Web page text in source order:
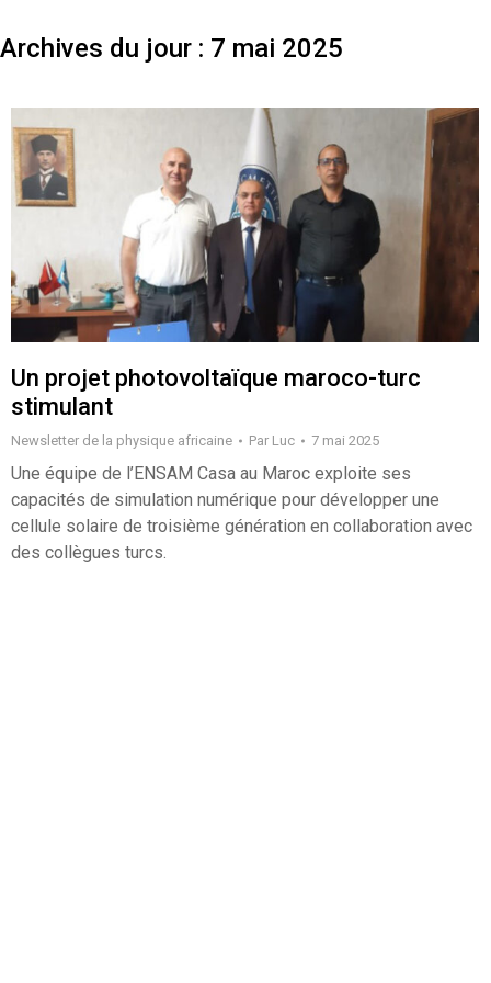
Archives du jour : 7 mai 2025
Un projet photovoltaïque maroco-turc
stimulant
Newsletter de la physique africaine Par Luc 7 mai 2025
Une équipe de l’ENSAM Casa au Maroc exploite ses
capacités de simulation numérique pour développer une
cellule solaire de troisième génération en collaboration avec
des collègues turcs.